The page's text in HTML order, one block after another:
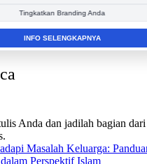
Tingkatkan Branding Anda
INFO SELENGKAPNYA
Anda dan jadilah bagian